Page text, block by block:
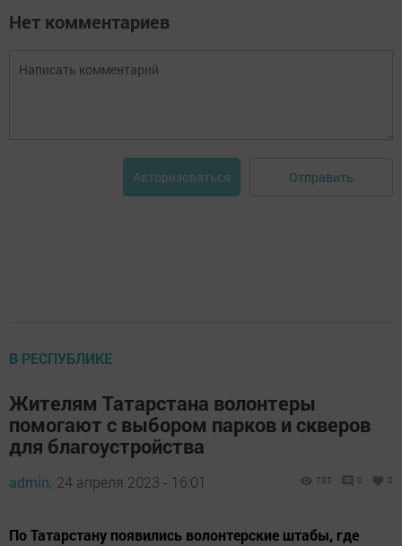
Нет комментариев
Авторизоваться Отправить
В РЕСПУБЛИКЕ
Жителям Татарстана волонтеры
помогают с выбором парков и скверов
для благоустройства
admin, 24 апреля 2023 - 16:01 733 0 0
По Татарстану появились волонтерские штабы, где